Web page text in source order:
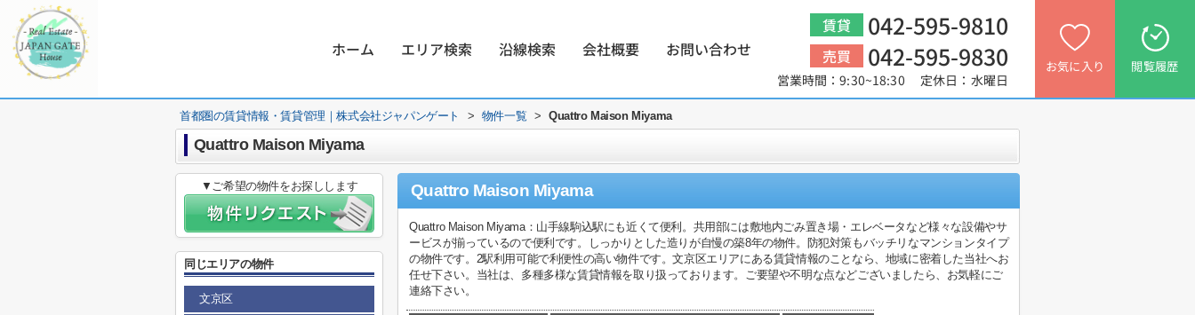
ホーム エリア検索 沿線検索 会社概要 お問い合わせ
賃貸 042-595-9810
売買 042-595-9830
営業時間：9:30~18:30 定休日：水曜日
お気に入り 閲覧履歴
首都圏の賃貸情報・賃貸管理｜株式会社ジャパンゲート > 物件一覧 > Quattro Maison Miyama
Quattro Maison Miyama
Quattro Maison Miyama
Quattro Maison Miyama：山手線駒込駅にも近くて便利。共用部には敷地内ごみ置き場・エレベータなど様々な設備やサ
ービスが揃っているので便利です。しっかりとした造りが自慢の築8年の物件。防犯対策もバッチリなマンションタイプ
の物件です。2駅利用可能で利便性の高い物件です。文京区エリアにある賃貸情報のことなら、地域に密着した当社へお
任せ下さい。当社は、多種多様な賃貸情報を取り扱っております。ご要望や不明な点などございましたら、お気軽にご
連絡下さい。
▼ご希望の物件をお探しします
同じエリアの物件
文京区